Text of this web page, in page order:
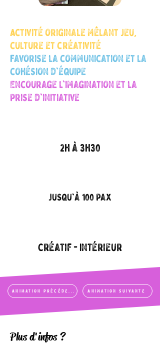
Activité originale mêlant jeu,
culture et créativité
Favorise la communication et la
cohésion d'équipe
Encourage l'imagination et la
prise d'initiative
2h à 3h30
Jusqu'à 100 pax
Créatif - Intérieur
Animation précédente Animation suivante
Plus d'infos ?